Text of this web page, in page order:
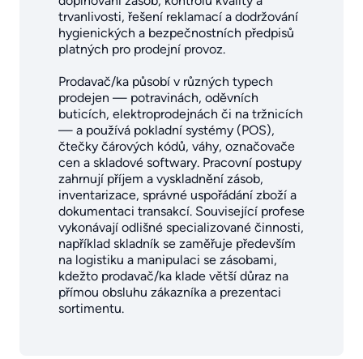
trvanlivosti, řešení reklamací a dodržování
hygienických a bezpečnostních předpisů
platných pro prodejní provoz.
Prodavač/ka působí v různých typech
prodejen — potravinách, oděvních
buticích, elektroprodejnách či na tržnicích
— a používá pokladní systémy (POS),
čtečky čárových kódů, váhy, označovače
cen a skladové softwary. Pracovní postupy
zahrnují příjem a vyskladnění zásob,
inventarizace, správné uspořádání zboží a
dokumentaci transakcí. Související profese
vykonávají odlišné specializované činnosti,
například skladník se zaměřuje především
na logistiku a manipulaci se zásobami,
kdežto prodavač/ka klade větší důraz na
přímou obsluhu zákazníka a prezentaci
sortimentu.